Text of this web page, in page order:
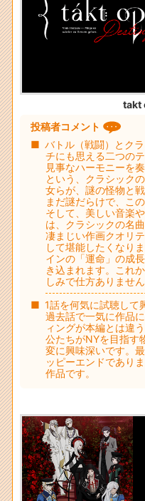
takt
投稿者コメント
バトル（戦闘）とク
チにも思える二つの
見事なハーモニーを
という、クラシック
女らが、謎の怪物と
まだ謎だらけで、こ
そして、美しい音楽
は、クラシックの名
凄まじい作画クオリ
して堪能したくなり
インの「運命」の成
き込まれます。これ
しみで仕方ありません
1話を何気に試聴して
過去話で一気に作品
ィングが本編とは違
公たちがNYを目指す
変に興味深いです。
ッピーエンドであり
作品です。